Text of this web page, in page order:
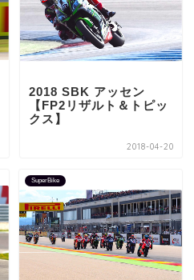
2018 SBK アッセン
【FP2リザルト＆トピッ
クス】
2018-04-20
SuperBike